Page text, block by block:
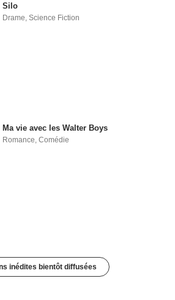
Silo
Drame,Science Fiction
Ma vie avec les Walter Boys
Romance ,Comédie
inédites bientôt diffusées